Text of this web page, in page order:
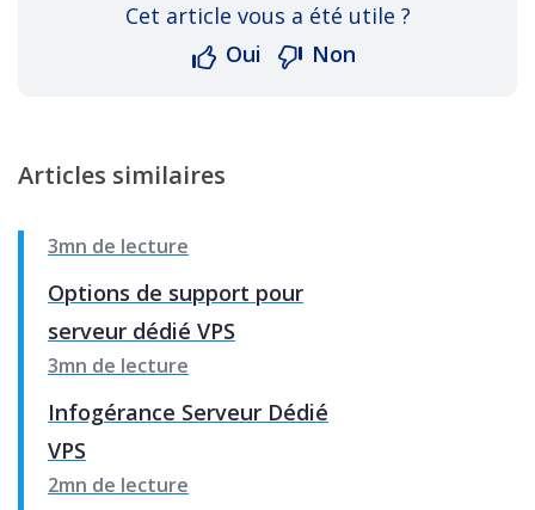
Cet article vous a été utile ?
Oui
Non
Articles similaires
3mn de lecture
Options de support pour
serveur dédié VPS
3mn de lecture
Infogérance Serveur Dédié
VPS
2mn de lecture